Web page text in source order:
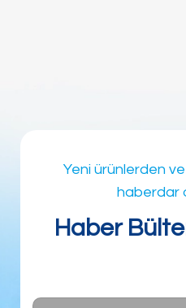
Yeni ürünlerden
haberdar
Haber